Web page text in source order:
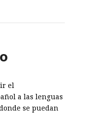
el
a las lenguas
se puedan